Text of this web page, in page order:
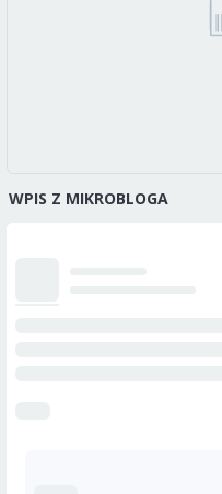
WPIS Z MIKROBLOGA